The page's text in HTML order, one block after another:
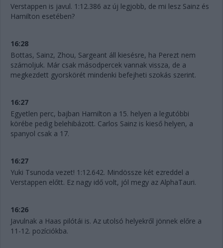
Verstappen is javul. 1:12.386 az új legjobb, de mi lesz Sainz és
Hamilton esetében?
16:28
Bottas, Sainz, Zhou, Sargeant áll kiesésre, ha Perezt nem
számoljuk. Már csak másodpercek vannak vissza, de a
megkezdett gyorskörét mindenki befejheti szokás szerint.
16:27
Egyetlen perc, bajban Hamilton a 15. helyen a legutóbbi
körébe pedig belehibázott. Carlos Sainz is kieső helyen, a
spanyol csak a 17.
16:27
Yuki Tsunoda vezet! 1:12.642. Mindössze két ezreddel a
Verstappen előtt. Ez nagy idő volt, jól megy az AlphaTauri.
16:26
Javulnak a Haas pilótái is. Az utolsó helyekről jönnek előre a
11-12. pozíciókba.